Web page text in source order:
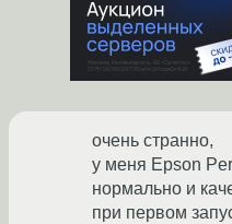
очень странно,
у меня Epson
нормально и
при первом